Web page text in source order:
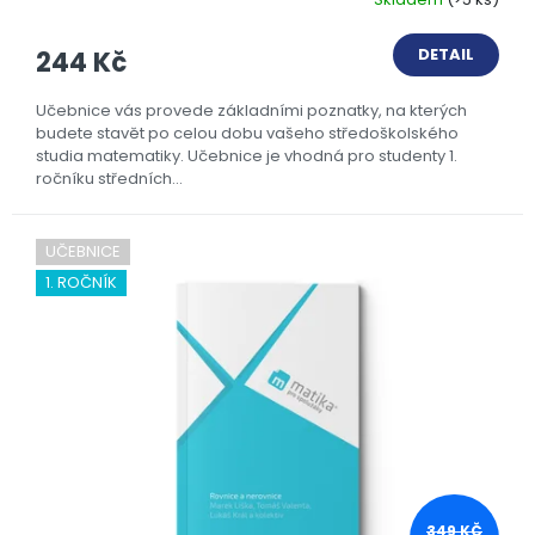
244 Kč DETAIL
Učebnice vás provede základními poznatky, na kterých
budete stavět po celou dobu vašeho středoškolského
studia matematiky. Učebnice je vhodná pro studenty 1.
ročníku středních...
UČEBNICE
1. ROČNÍK